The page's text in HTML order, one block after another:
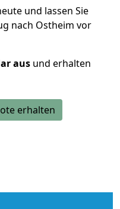
und lassen Sie
nach Ostheim vor
aus und erhalten
erhalten